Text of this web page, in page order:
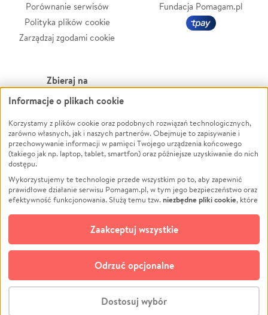
Porównanie serwisów
Polityka plików cookie
Zarządzaj zgodami cookie
Fundacja Pomagam.pl
Zbieraj na
Leczenie
Zwierzęta
Pożar
Ukraina
Pomoc Finansowa
Projekty
Pogrzeb
Społeczność lokalna
Kultura
Powódź
Wichura
NGO
Edukacja
Podróż
Impreza
Ochrona środowiska
Biznes
© CROWDING SP. Z O.O.
Informacje o plikach cookie
Korzystamy z plików cookie oraz podobnych rozwiązań technologicznych,
zarówno własnych, jak i naszych partnerów. Obejmuje to zapisywanie i
przechowywanie informacji w pamięci Twojego urządzenia końcowego
(takiego jak np. laptop, tablet, smartfon) oraz późniejsze uzyskiwanie do nich
dostępu.
Wykorzystujemy te technologie przede wszystkim po to, aby zapewnić
prawidłowe działanie serwisu Pomagam.pl, w tym jego bezpieczeństwo oraz
efektywność funkcjonowania. Służą temu tzw.niezbędne pliki cookie, które
opcjonalnych plików cookie
technologii do celów analitycznych i retargetingowych. Możesz wyrazić
zgodę na ich stosowanie lub jej odmówić. W dowolnym momencie masz
możliwość zmiany swoich preferencji na stronie „Zarządzaj zgodami cookie”,
do której link znajdziesz w stopce serwisu Pomagam.pl. Opcjonalne pliki
cookie wykorzystywane są w następujących celach:
działanie serwisu Pomagam.pl. Dzięki nim możemy zrozumieć, jak
Dostosuj wybór
Odrzuć opcjonalne
Zaakceptuj wszystkie